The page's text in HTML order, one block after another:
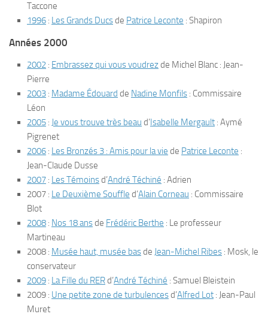
Taccone
1996 : Les Grands Ducsde Patrice Leconte : Shapiron
Années 2000
2002 : Embrassez qui vous voudrezde Michel Blanc : Jean-
Pierre
2003 : Madame Édouard de Nadine Monfils : Commissaire
Léon
2005 : Je vous trouve très beau d’Isabelle Mergault : Aymé
Pigrenet
2006 : Les Bronzés 3 : Amis pour la vie de Patrice Leconte :
Jean-Claude Dusse
2007 : Les Témoinsd’André Téchiné : Adrien
2007 : Le Deuxième Souffle d’Alain Corneau : Commissaire
Blot
2008 : Nos 18 ansde Frédéric Berthe : Le professeur
Martineau
2008 : Musée haut, musée basde Jean-Michel Ribes : Mosk, le
conservateur
2009 : La Fille du RERd’André Téchiné : Samuel Bleistein
2009 : Une petite zone de turbulencesd’Alfred Lot : Jean-Paul
Muret